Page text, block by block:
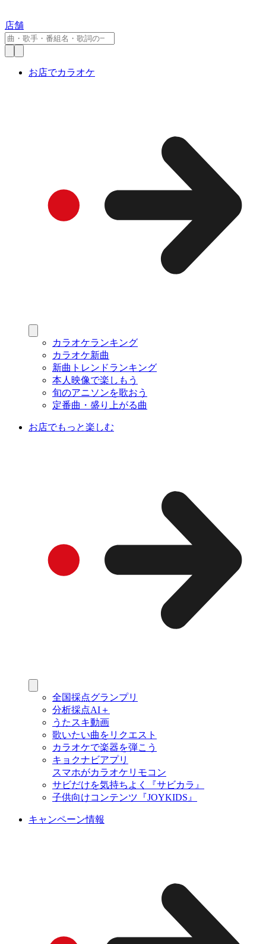
店舗
お店でカラオケ
カラオケランキング
カラオケ新曲
新曲トレンドランキング
本人映像で楽しもう
旬のアニソンを歌おう
定番曲・盛り上がる曲
お店でもっと楽しむ
全国採点グランプリ
分析採点AI＋
うたスキ動画
歌いたい曲をリクエスト
カラオケで楽器を弾こう
キョクナビアプリ
スマホがカラオケリモコン
サビだけを気持ちよく『サビカラ』
子供向けコンテンツ『JOYKIDS』
キャンペーン情報